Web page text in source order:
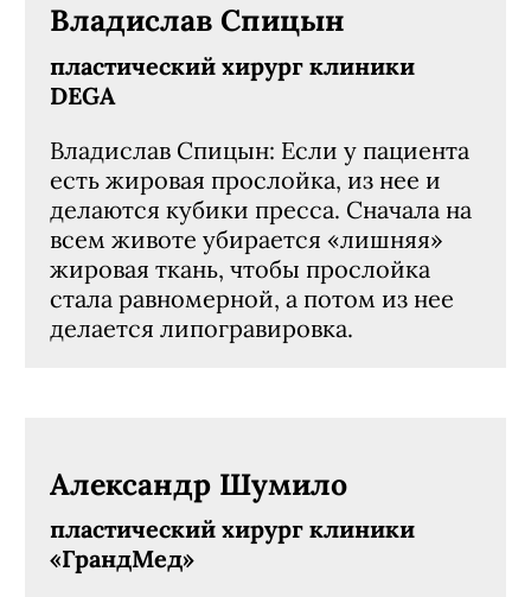
Владислав Спицын
пластический хирург клиники
DEGA
Владислав Спицын: Если у пациента
есть жировая прослойка, из нее и
делаются кубики пресса. Сначала на
всем животе убирается «лишняя»
жировая ткань, чтобы прослойка
стала равномерной, а потом из нее
делается липогравировка.
Александр Шумило
пластический хирург клиники
«ГрандМед»